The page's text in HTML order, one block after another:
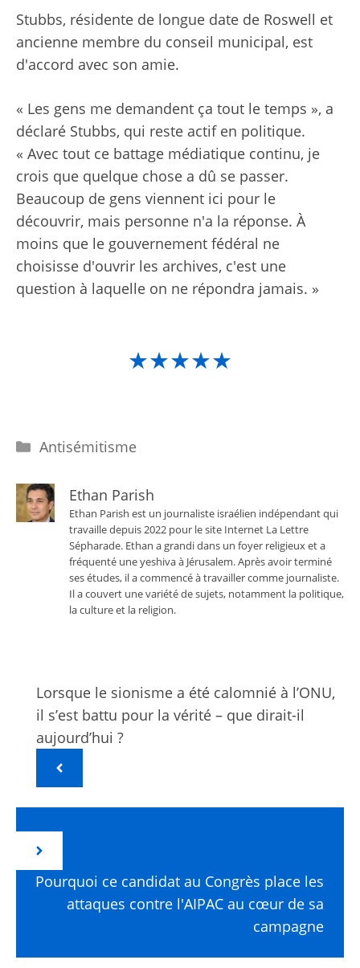
Stubbs, résidente de longue date de Roswell et
ancienne membre du conseil municipal, est
d'accord avec son amie.
« Les gens me demandent ça tout le temps », a
déclaré Stubbs, qui reste actif en politique.
« Avec tout ce battage médiatique continu, je
crois que quelque chose a dû se passer.
Beaucoup de gens viennent ici pour le
découvrir, mais personne n'a la réponse. À
moins que le gouvernement fédéral ne
choisisse d'ouvrir les archives, c'est une
question à laquelle on ne répondra jamais. »
★★★★★
Catégories
Antisémitisme
Ethan Parish
Ethan Parish est un journaliste israélien indépendant qui
travaille depuis 2022 pour le site Internet La Lettre
Sépharade. Ethan a grandi dans un foyer religieux et a
fréquenté une yeshiva à Jérusalem. Après avoir terminé
ses études, il a commencé à travailler comme journaliste.
Il a couvert une variété de sujets, notamment la politique,
la culture et la religion.
Lorsque le sionisme a été calomnié à l’ONU,
il s’est battu pour la vérité – que dirait-il
aujourd’hui ?
Pourquoi ce candidat au Congrès place les
attaques contre l'AIPAC au cœur de sa
campagne